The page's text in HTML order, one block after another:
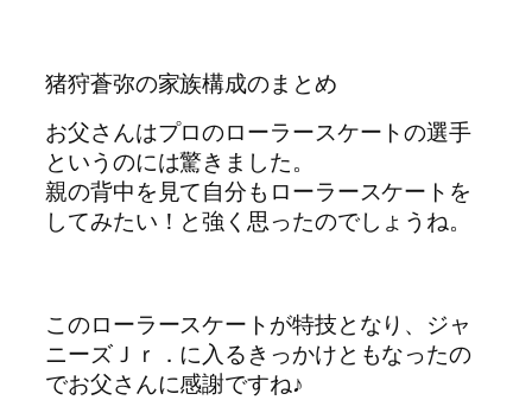
猪狩蒼弥の家族構成のまとめ
お父さんはプロのローラースケートの選手
というのには驚きました。
親の背中を見て自分もローラースケートを
してみたい！と強く思ったのでしょうね。
このローラースケートが特技となり、ジャ
ニーズＪｒ．に入るきっかけともなったの
でお父さんに感謝ですね♪